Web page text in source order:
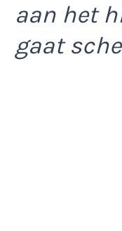
aan het
gaat